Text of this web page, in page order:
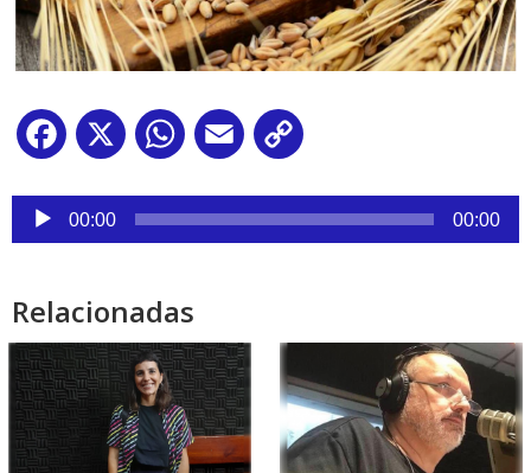
Facebook
X WhatsApp
Email
Reproductor
audio
00:00 00:00
Relacionadas